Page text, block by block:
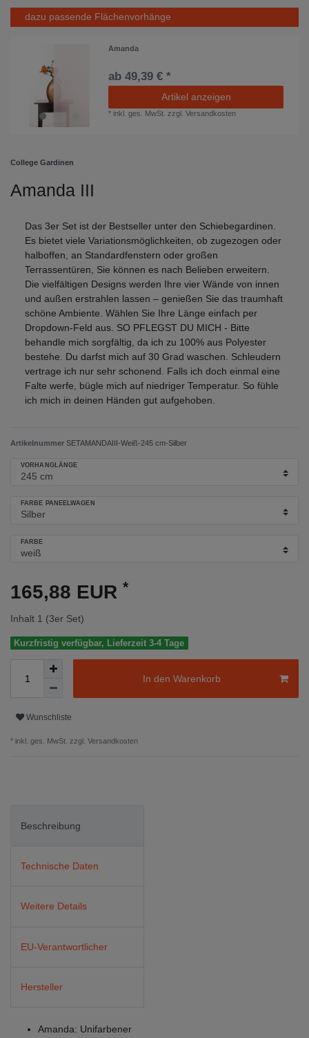
dazu passende Flächenvorhänge
Amanda
ab 49,39 € *
Artikel anzeigen
* inkl. ges. MwSt. zzgl.Versandkosten
College Gardinen
Amanda III
Das 3er Set ist der Bestseller unter den Schiebegardinen.
Es bietet viele Variationsmöglichkeiten, ob zugezogen oder
halboffen, an Standardfenstern oder großen
Terrassentüren, Sie können es nach Belieben erweitern.
Die vielfältigen Designs werden Ihre vier Wände von innen
und außen erstrahlen lassen – genießen Sie das traumhaft
schöne Ambiente. Wählen Sie Ihre Länge einfach per
Dropdown-Feld aus. SO PFLEGST DU MICH - Bitte
behandle mich sorgfältig, da ich zu 100% aus Polyester
bestehe. Du darfst mich auf 30 Grad waschen. Schleudern
vertrage ich nur sehr schonend. Falls ich doch einmal eine
Falte werfe, bügle mich auf niedriger Temperatur. So fühle
ich mich in deinen Händen gut aufgehoben.
Artikelnummer SETAMANDAIII-Weiß-245 cm-Silber
VORHANGLÄNGE
FARBE PANEELWAGEN
FARBE
165,88 EUR *
Inhalt 1 (3er Set)
Kurzfristig verfügbar, Lieferzeit 3-4 Tage
In den Warenkorb
Wunschliste
* inkl. ges. MwSt. zzgl. Versandkosten
Beschreibung
Technische Daten
Weitere Details
EU-Verantwortlicher
Hersteller
Amanda: Unifarbener